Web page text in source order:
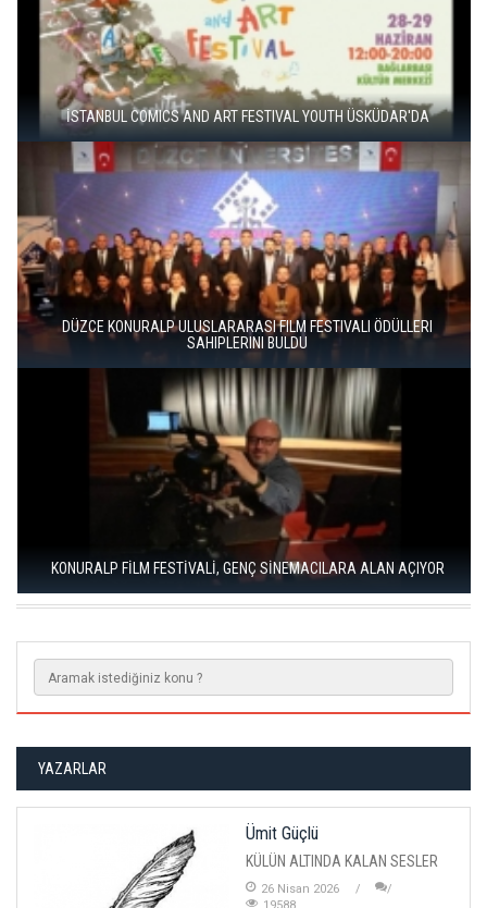
İSTANBUL COMICS AND ART FESTIVAL YOUTH ÜSKÜDAR'DA
DÜZCE KONURALP ULUSLARARASI FILM FESTIVALI ÖDÜLLERI
SAHIPLERINI BULDU
KONURALP FİLM FESTİVALİ, GENÇ SİNEMACILARA ALAN AÇIYOR
YAZARLAR
Ümit Güçlü
KÜLÜN ALTINDA KALAN SESLER
26 Nisan 2026
19588